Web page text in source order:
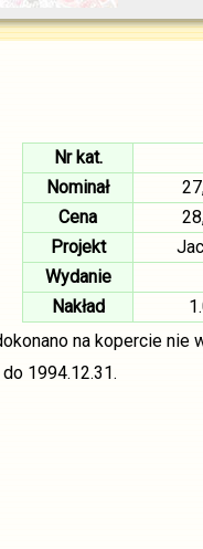
Nr kat.
Nominał
Cena
Projekt
Wydanie
Nakład
na kopercie nie
1994.12.31.